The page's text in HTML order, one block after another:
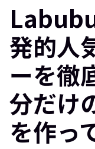
発的人
ーを徹
分だけ
を作っ